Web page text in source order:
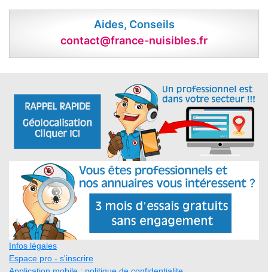
Aides, Conseils
contact@france-nuisibles.fr
Infos légales
Espace pro - s'inscrire